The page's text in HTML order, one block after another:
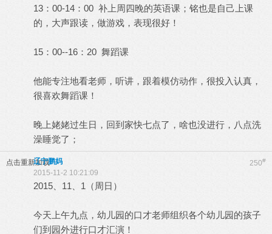
13：00-14：00 补上周四晚的英语课；铭也是自己上课
的，大声跟读，做游戏，表现很好！
15：00--16：20 舞蹈课
他能专注地看老师，听讲，跟着模仿动作，很投入认真，
很喜欢舞蹈课！
晚上姥姥过生日，回到家快七点了，啥也没进行，八点洗
澡睡觉了；
点击重新加载 250#
辽宁鹏妈
2015-11-2 10:21:09
2015、11、1（周日）
今天上午九点，幼儿园的口才老师组织各个幼儿园的孩子
们到园外进行口才汇演！